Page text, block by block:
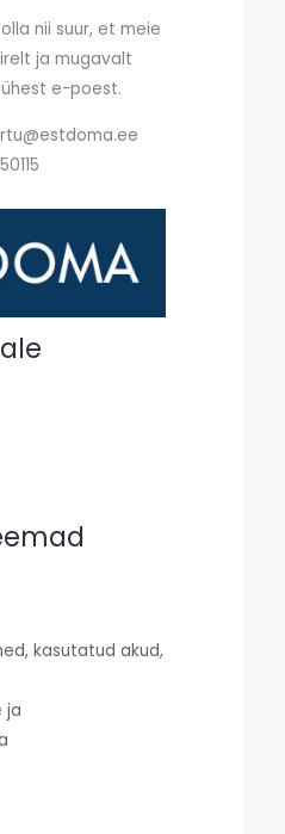
nii suur, et meie
ja mugavalt
e-poest.
kasutatud akud,
ja